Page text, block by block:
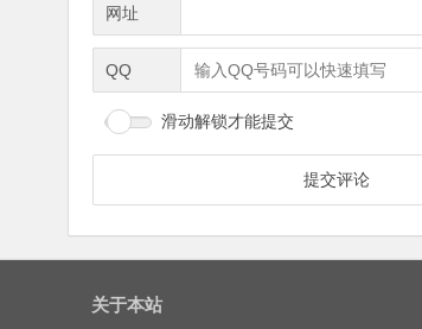
网址
QQ
滑动解锁才能提交
关于本站